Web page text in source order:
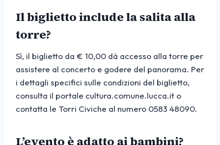
Il biglietto include la salita alla
torre?
Sì, il biglietto da € 10,00 dà accesso alla torre per
assistere al concerto e godere del panorama. Per
i dettagli specifici sulle condizioni del biglietto,
consulta il portale cultura.comune.lucca.it o
contatta le Torri Civiche al numero 0583 48090.
L’evento è adatto ai bambini?